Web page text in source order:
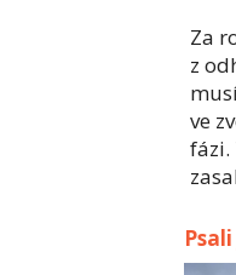
Za
z
ve
fázi.